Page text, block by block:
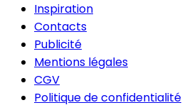
Inspiration
Contacts
Publicité
Mentions légales
CGV
Politique de confidentialité